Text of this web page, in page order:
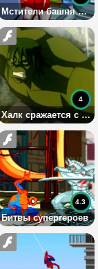
Мстители башня Старка
Халк сражается с супергероями
4
Битвы супергероев
4.3